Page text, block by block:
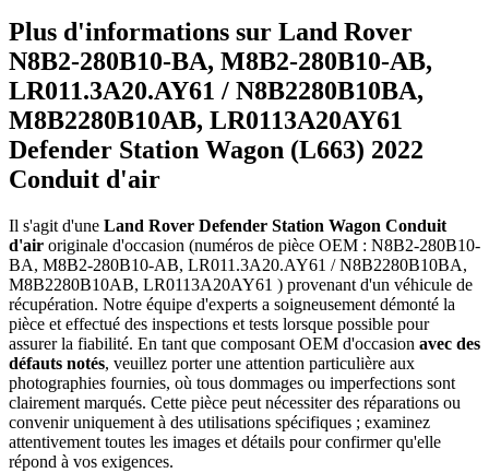
Plus d'informations sur Land Rover
N8B2-280B10-BA, M8B2-280B10-AB,
LR011.3A20.AY61 / N8B2280B10BA,
M8B2280B10AB, LR0113A20AY61
Defender Station Wagon (L663) 2022
Conduit d'air
Il s'agit d'une Land Rover Defender Station Wagon Conduit
d'air originale d'occasion (numéros de pièce OEM : N8B2-280B10-
BA, M8B2-280B10-AB, LR011.3A20.AY61 / N8B2280B10BA,
M8B2280B10AB, LR0113A20AY61 ) provenant d'un véhicule de
récupération. Notre équipe d'experts a soigneusement démonté la
pièce et effectué des inspections et tests lorsque possible pour
assurer la fiabilité. En tant que composant OEM d'occasion avec des
défauts notés, veuillez porter une attention particulière aux
photographies fournies, où tous dommages ou imperfections sont
clairement marqués. Cette pièce peut nécessiter des réparations ou
convenir uniquement à des utilisations spécifiques ; examinez
attentivement toutes les images et détails pour confirmer qu'elle
répond à vos exigences.